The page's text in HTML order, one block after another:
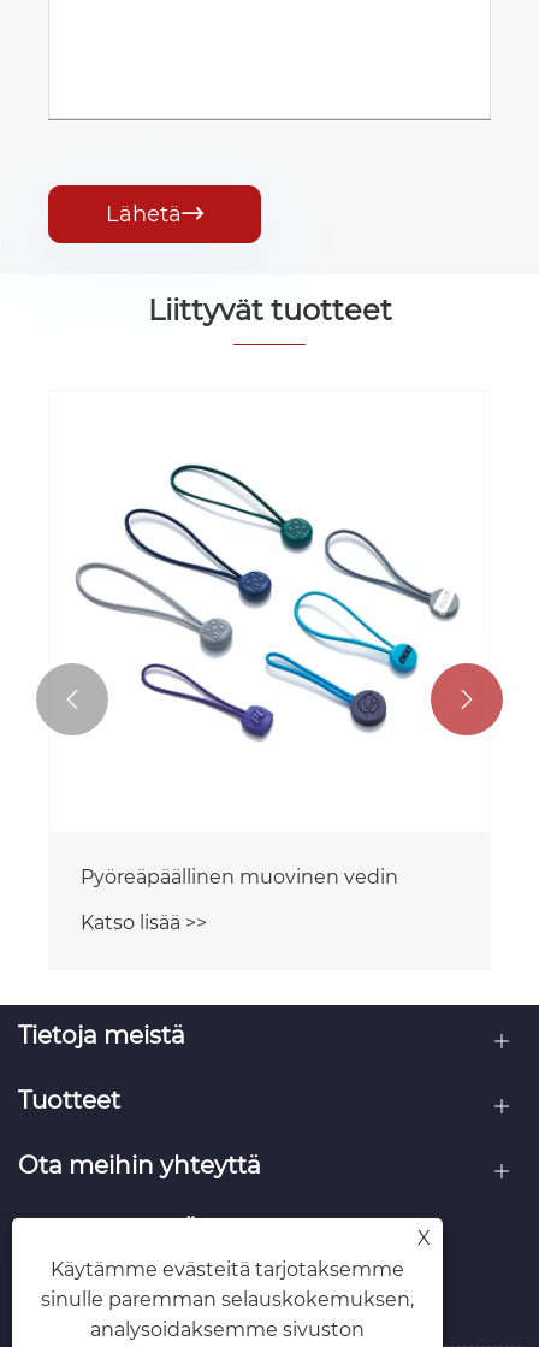
Lähetä
Liittyvät tuotteet
Logo Tag muovinen vedin
Katso lisää >>
 
Tietoja meistä
Tuotteet
Ota meihin yhteyttä
X
Käytämme evästeitä tarjotaksemme
sinulle paremman selauskokemuksen,
analysoidaksemme sivuston